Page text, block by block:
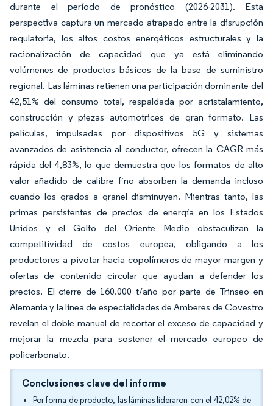
durante el período de pronóstico (2026-2031). Esta
perspectiva captura un mercado atrapado entre la disrupción
regulatoria, los altos costos energéticos estructurales y la
racionalización de capacidad que ya está eliminando
volúmenes de productos básicos de la base de suministro
regional. Las láminas retienen una participación dominante del
42,51% del consumo total, respaldada por acristalamiento,
construcción y piezas automotrices de gran formato. Las
películas, impulsadas por dispositivos 5G y sistemas
avanzados de asistencia al conductor, ofrecen la CAGR más
rápida del 4,83%, lo que demuestra que los formatos de alto
valor añadido de calibre fino absorben la demanda incluso
cuando los grados a granel disminuyen. Mientras tanto, las
primas persistentes de precios de energía en los Estados
Unidos y el Golfo del Oriente Medio obstaculizan la
competitividad de costos europea, obligando a los
productores a pivotar hacia copolímeros de mayor margen y
ofertas de contenido circular que ayudan a defender los
precios. El cierre de 160.000 t/año por parte de Trinseo en
Alemania y la línea de especialidades de Amberes de Covestro
revelan el doble manual de recortar el exceso de capacidad y
mejorar la mezcla para sostener el mercado europeo de
policarbonato.
Conclusiones clave del informe
Por forma de producto, las láminas lideraron con el 42,02% de